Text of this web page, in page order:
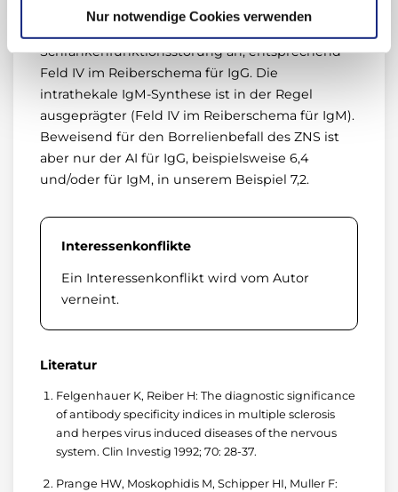
Nur notwendige Cookies verwenden
(Meningoradikulitis Bannwarth) zeigt eine
Schrankenfunktionsstörung an, entsprechend
Feld IV im Reiberschema für IgG. Die
intrathekale IgM-Synthese ist in der Regel
ausgeprägter (Feld IV im Reiberschema für IgM).
Beweisend für den Borrelienbefall des ZNS ist
aber nur der AI für IgG, beispielsweise 6,4
und/oder für IgM, in unserem Beispiel 7,2.
Interessenkonflikte
Ein Interessenkonflikt wird vom Autor
verneint.
Literatur
Felgenhauer K, Reiber H: The diagnostic significance
of antibody specificity indices in multiple sclerosis
and herpes virus induced diseases of the nervous
system. Clin Investig 1992; 70: 28-37.
Prange HW, Moskophidis M, Schipper HI, Muller F: